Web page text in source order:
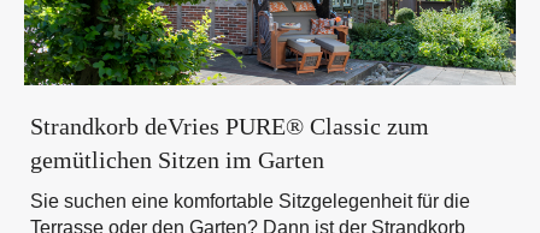
Strandkorb deVries PURE® Classic zum
gemütlichen Sitzen im Garten
Sie suchen eine komfortable Sitzgelegenheit für die
Terrasse oder den Garten? Dann ist der Strandkorb